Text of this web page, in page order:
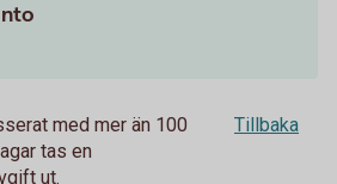
med mer än 100
tas en
ut.
Tillbaka